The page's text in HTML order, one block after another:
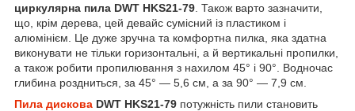
циркулярна пила DWT HKS21-79 . Також варто зазначити,
що, крім дерева, цей девайс сумісний із пластиком і
алюмінієм. Це дуже зручна та комфортна пилка, яка здатна
виконувати не тільки горизонтальні, а й вертикальні пропилки,
а також робити пропилювання з нахилом 45° і 90°. Водночас
глибина роздниться, за 45° — 5,6 см, а за 90° — 7,9 см.
Пила дискова DWT HKS21-79 потужність пили становить